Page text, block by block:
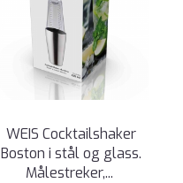
WEIS Cocktailshaker
Boston i stål og glass.
Målestreker,...